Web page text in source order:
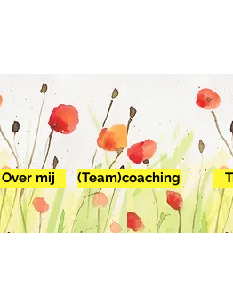
Over mij (Team)coaching